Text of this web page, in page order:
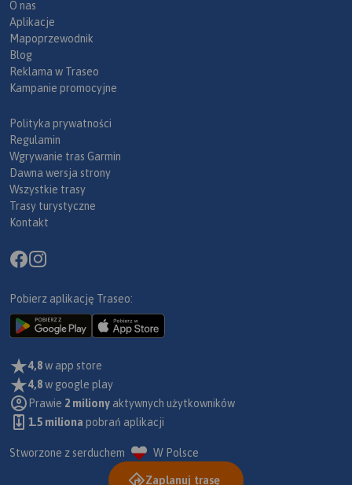
O nas
Aplikacje
Mapoprzewodnik
Blog
Reklama w Traseo
Kampanie promocyjne
Polityka prywatności
Regulamin
Wgrywanie tras Garmin
Dawna wersja strony
Wszystkie trasy
Trasy turystyczne
Kontakt
Pobierz aplikację Traseo:
4,8w app store
4,8w google play
Prawie 2 miliony aktywnych użytkowników
1.5 miliona pobrań aplikacji
Stworzone z serduchem W Polsce
Zaplanuj trasę